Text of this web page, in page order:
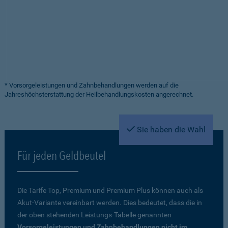
* Vorsorgeleistungen und Zahnbehandlungen werden auf die
Jahreshöchsterstattung der Heilbehandlungskosten angerechnet.
Sie haben die Wahl
Für jeden Geldbeutel
Die Tarife Top, Premium und Premium Plus können auch als
Akut-Variante vereinbart werden. Dies bedeutet, dass die in
der oben stehenden Leistungs-Tabelle genannten